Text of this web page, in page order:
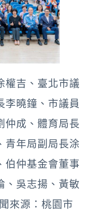
權吉、臺北市議
李曉鐘、市議員
仲成、體育局長
青年局副局長涂
伯仲基金會董事
、吳志揚、黃敏
來源：桃園市